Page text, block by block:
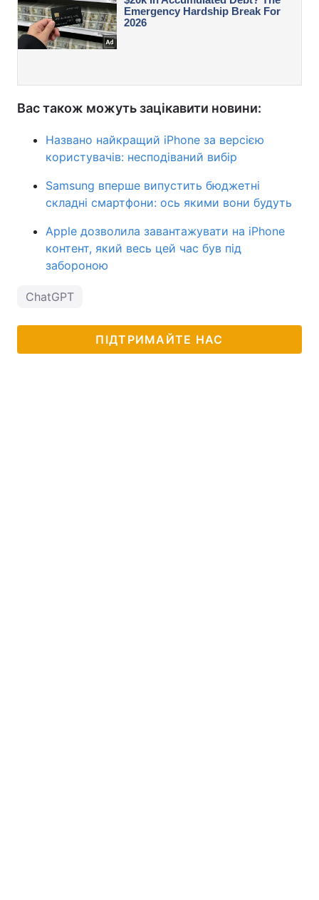
Вас також можуть зацікавити новини:
Названо найкращий iPhone за версією
користувачів: несподіваний вибір
Samsung вперше випустить бюджетні
складні смартфони: ось якими вони будуть
Apple дозволила завантажувати на iPhone
контент, який весь цей час був під
забороною
ChatGPT
ПІДТРИМАЙТЕ НАС